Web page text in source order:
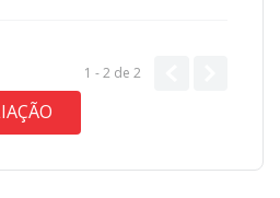
1 - 2 de 2